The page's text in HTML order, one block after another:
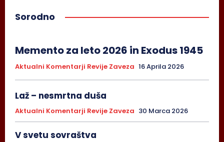
Sorodno
Memento za leto 2026 in Exodus 1945
Aktualni Komentarji Revije Zaveza 16 Aprila 2026
Laž – nesmrtna duša
Aktualni Komentarji Revije Zaveza 30 Marca 2026
V svetu sovraštva